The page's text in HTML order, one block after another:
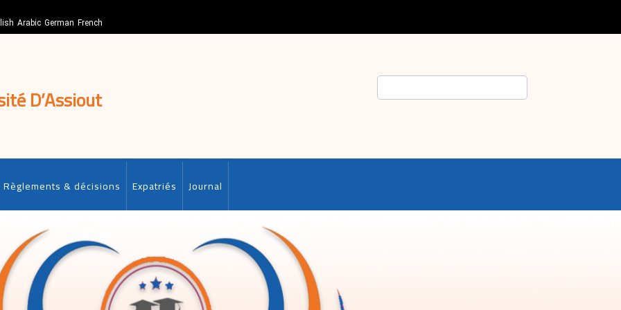
Arabic German French
D’Assiout
Règlements & décisions Expatriés Journal